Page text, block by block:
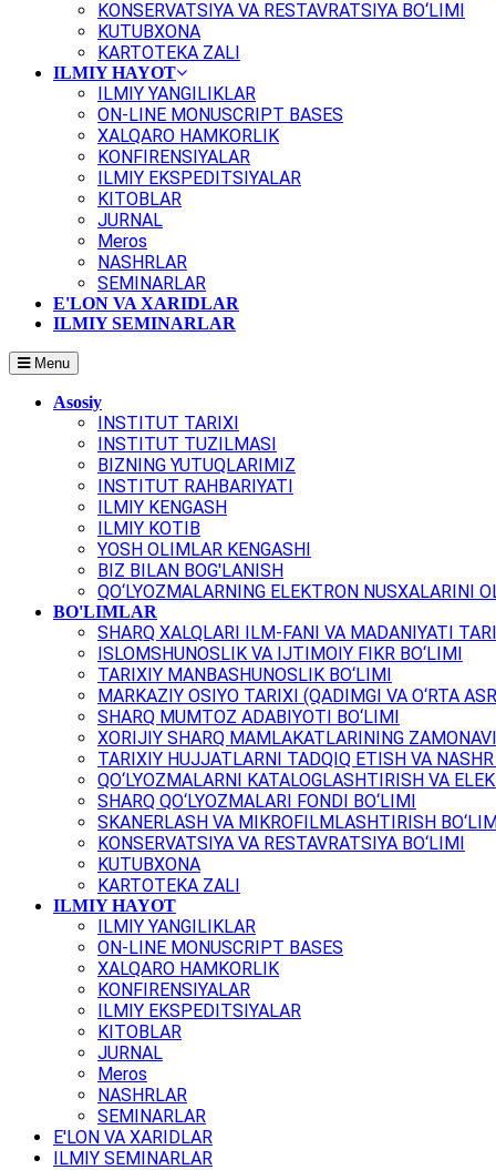
KONSERVATSIYA VA RESTAVRATSIYA BO‘LIMI
KUTUBXONA
KARTOTEKA ZALI
ILMIY HAYOT
ILMIY YANGILIKLAR
ON-LINE MONUSCRIPT BASES
XALQARO HAMKORLIK
KONFIRENSIYALAR
ILMIY EKSPEDITSIYALAR
KITOBLAR
JURNAL
Meros
NASHRLAR
SEMINARLAR
E'LON VA XARIDLAR
ILMIY SEMINARLAR
Menu
Asosiy
INSTITUT TARIXI
INSTITUT TUZILMASI
BIZNING YUTUQLARIMIZ
INSTITUT RAHBARIYATI
ILMIY KENGASH
ILMIY KOTIB
YOSH OLIMLAR KENGASHI
BIZ BILAN BOG'LANISH
QO‘LYOZMALARNING ELEKTRON NUSXALARINI
BO'LIMLAR
SHARQ XALQLARI ILM-FANI VA MADANIYATI
ISLOMSHUNOSLIK VA IJTIMOIY FIKR BO‘LIMI
TARIXIY MANBASHUNOSLIK BO‘LIMI
MARKAZIY OSIYO TARIXI (QADIMGI VA O‘RTA
SHARQ MUMTOZ ADABIYOTI BO‘LIMI
XORIJIY SHARQ MAMLAKATLARINING
TARIXIY HUJJATLARNI TADQIQ ETISH VA
QO‘LYOZMALARNI KATALOGLASHTIRISH VA
SHARQ QO‘LYOZMALARI FONDI BO‘LIMI
SKANERLASH VA MIKROFILMLASHTIRISH
KONSERVATSIYA VA RESTAVRATSIYA BO‘LIMI
KUTUBXONA
KARTOTEKA ZALI
ILMIY HAYOT
ILMIY YANGILIKLAR
ON-LINE MONUSCRIPT BASES
XALQARO HAMKORLIK
KONFIRENSIYALAR
ILMIY EKSPEDITSIYALAR
KITOBLAR
JURNAL
Meros
NASHRLAR
SEMINARLAR
E'LON VA XARIDLAR
ILMIY SEMINARLAR